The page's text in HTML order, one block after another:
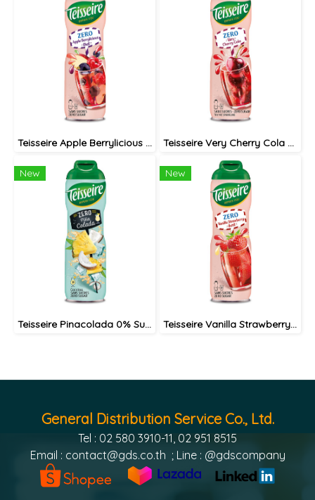
Teisseire Apple Berrylicious 0% Sugar syrup 60cl / ไซรัป เตสแซร์ แอปเปิ้ล แบลคเคอเรนท์ ราสเบอรี่ สูตรไม่มีน้ำตาล Teisseire Very Cherry Cola 0% syrup 60cl / ไซรัป เตสแซร์ เชอรี่โคล่า สูตรไม่มีน้ำตาล
New
Teisseire Pinacolada 0% Sugar syrup 60cl / ไซรัป เตสแซร์ พีน่าโคลาด้า สูตรไม่มีน้ำตาล
New
Teisseire Vanilla Strawberry 0% syrup 60cl / ไซรัป เตสแซร์ วนิลาสตรอเบอรี่ สูตรไม่มีน้ำตาล
General Distribution Service Co., Ltd.
Tel : 02 580 3910-11, 02 951 8515
Email : contact@gds.co.th ; Line : @gdscompany